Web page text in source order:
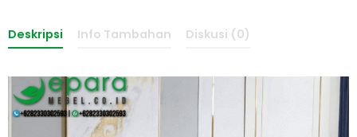
Deskripsi Info Tambahan Diskusi (0)